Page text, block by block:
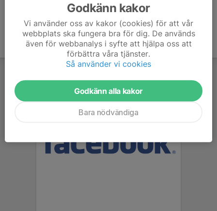
Godkänn kakor
Vi använder oss av kakor (cookies) för att vår
webbplats ska fungera bra för dig. De används
även för webbanalys i syfte att hjälpa oss att
förbättra våra tjänster.
Så använder vi cookies
Godkänn alla kakor
Bara nödvändiga